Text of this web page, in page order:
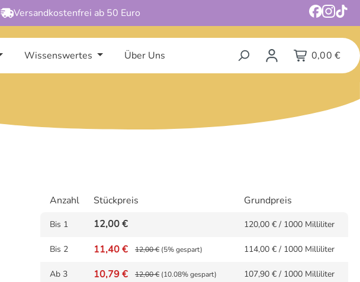
Versandkostenfrei ab 50 Euro
Wissenswertes Über Uns 0,00 €
Anzahl Stückpreis Grundpreis
Bis 1 12,00 € 120,00 € / 1000 Milliliter
Bis 2 11,40 € 12,00 € (5% gespart) 114,00 € / 1000 Milliliter
Ab 3 10,79 € 12,00 € (10.08% gespart) 107,90 € / 1000 Milliliter